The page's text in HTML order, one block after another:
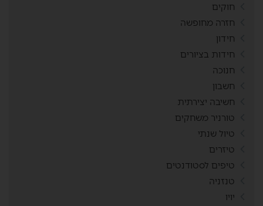
חוקים
חזרה מחופשה
חידון
חידות בציורים
חנוכה
חשבון
חשיבה יצירתית
טורניר משחקים
טיול שנתי
טיזרים
טיפים לסטודנטים
טנזניה
יויו